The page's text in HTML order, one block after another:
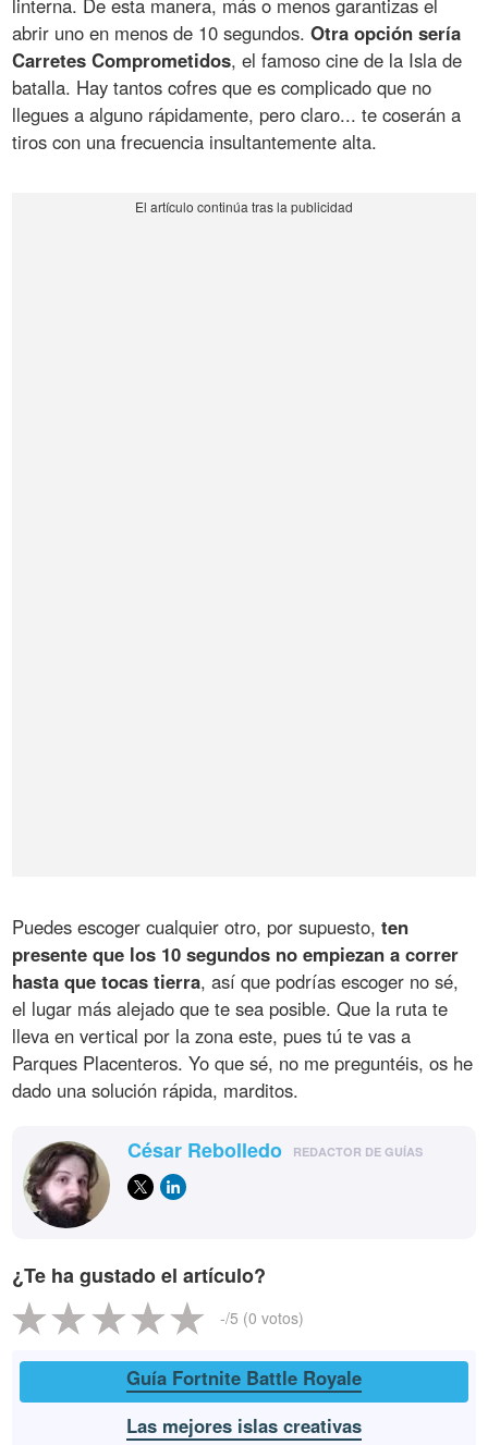
linterna. De esta manera, más o menos garantizas el
abrir uno en menos de 10 segundos.Otra opción sería
Carretes Comprometidos, el famoso cine de la Isla de
batalla. Hay tantos cofres que es complicado que no
llegues a alguno rápidamente, pero claro... te coserán a
tiros con una frecuencia insultantemente alta.
Puedes escoger cualquier otro, por supuesto,ten
presente que los 10 segundos no empiezan a correr
hasta que tocas tierra, así que podrías escoger no sé,
el lugar más alejado que te sea posible. Que la ruta te
lleva en vertical por la zona este, pues tú te vas a
Parques Placenteros. Yo que sé, no me preguntéis, os he
dado una solución rápida, marditos.
César Rebolledo REDACTOR DE GUÍAS
¿Te ha gustado el artículo?
-/5 (0 votos)
Guía Fortnite Battle Royale
Las mejores islas creativas